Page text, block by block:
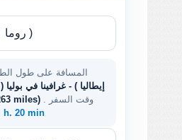
المسافة على طول
إيطاليا ) - غرافينا في بوليا
miles)
4 h. 20 min